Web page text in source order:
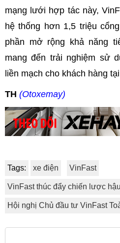
mạng lưới hợp tác này,
hệ thống hơn 1,5 triệu
phần mở rộng khả năng
mang đến trải nghiệm sử
liền mạch cho khách hàng
TH (Otoxemay)
Tags: xe điện VinFast
VinFast thúc đẩy chiến lược
Hội nghị Chủ đầu tư VinFast